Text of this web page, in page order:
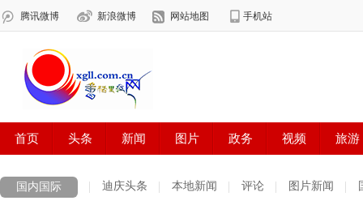
国内国际 迪庆头条 本地新闻 评论 图片新闻